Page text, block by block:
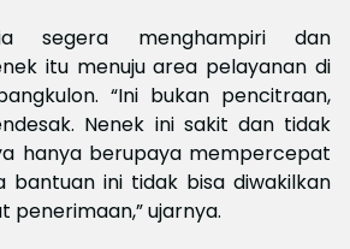
segera menghampiri dan
itu menuju area pelayanan di
“Ini bukan pencitraan,
Nenek ini sakit dan tidak
hanya berupaya mempercepat
bantuan ini tidak bisa diwakilkan
penerimaan,” ujarnya.